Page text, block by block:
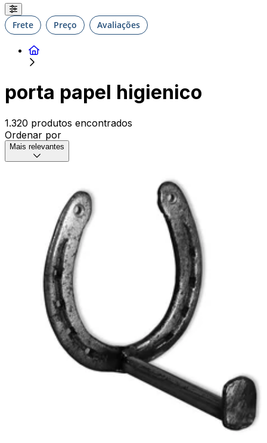
Frete Preço Avaliações
porta papel higienico
1.320 produtos encontrados
Ordenar por
Mais relevantes